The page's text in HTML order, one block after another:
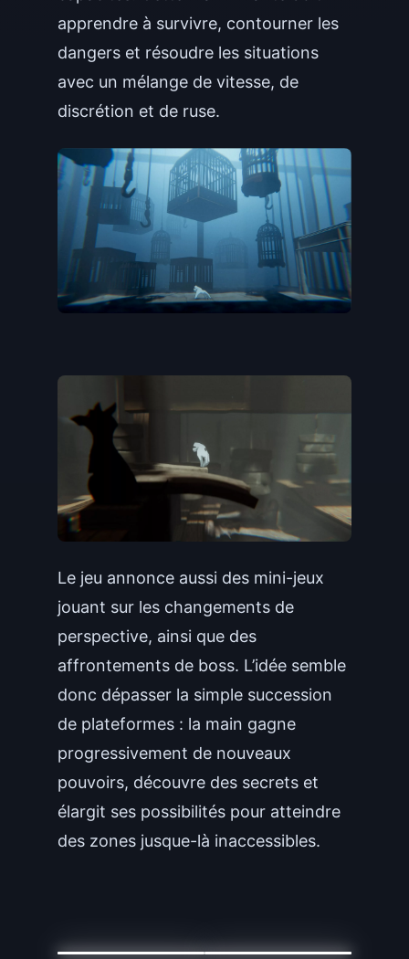
apprendre à survivre, contourner les
dangers et résoudre les situations
avec un mélange de vitesse, de
discrétion et de ruse.
Le jeu annonce aussi des mini-jeux
jouant sur les changements de
perspective, ainsi que des
affrontements de boss. L’idée semble
donc dépasser la simple succession
de plateformes : la main gagne
progressivement de nouveaux
pouvoirs, découvre des secrets et
élargit ses possibilités pour atteindre
des zones jusque-là inaccessibles.